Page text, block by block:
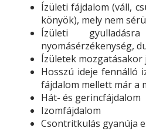
Ízületi fájdalom (váll,
könyök), mely nem
Ízületi
nyomásérzékenység,
Ízületek
Hosszú ideje fennálló
fájdalom mellett már a
Hát- és gerincfájdalom
Izomfájdalom
Csontritkulás gyanúja